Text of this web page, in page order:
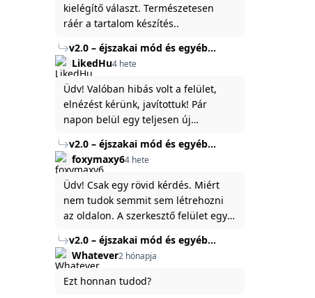
kielégítő választ. Természetesen
ráér a tartalom készítés..
v2.0 – éjszakai mód és egyéb
fejlesztések
LikedHu4 hete
Üdv! Valóban hibás volt a felület,
elnézést kérünk, javítottuk! Pár
napon belül egy teljesen új
weboldal legújabb, 3.0-ás verzióját,
és vélhetően ez zavart be kicsit.Egy
baráti megjegyzés: ha nem fontos
és tud várni néhány napot a
tartalom, amit készíteni
szeretnél, inkább várj néhány napot,
mert ég és föld lesz a különbség a
jelenlegi rendszer és az új között -
legfőképpen egyébként épp
tartalomkészítési szempontból! :)
v2.0 – éjszakai mód és egyéb
fejlesztések
foxymaxy64 hete
Üdv! Csak egy rövid kérdés. Miért
nem tudok semmit sem létrehozni
az oldalon. A szerkesztő felület egy
Köszönöm ha válaszoltok.
v2.0 – éjszakai mód és egyéb
fejlesztések
Whatever2 hónapja
Ezt honnan tudod?